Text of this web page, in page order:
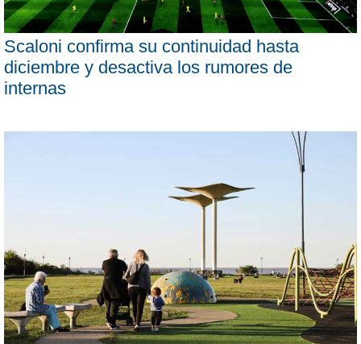
Scaloni confirma su continuidad hasta
diciembre y desactiva los rumores de
internas